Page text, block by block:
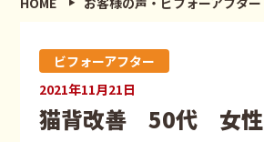
ビフォーアフター
2021年11月21日
猫背改善 50代 女性